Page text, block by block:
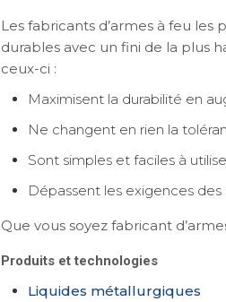
Les fabricants d’armes à feu
durables avec un fini de la plus
ceux-ci :
Maximisent la durabilité en
Ne changent en rien la
Sont simples et faciles à
Dépassent les exigences
Que vous soyez fabricant
Produits et technologies
Liquides métallurgiques